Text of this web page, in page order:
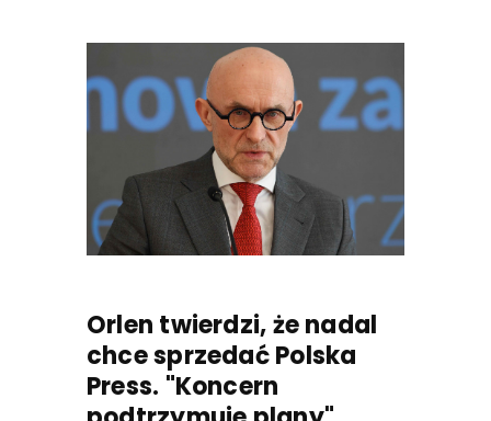
Orlen twierdzi, że nadal
chce sprzedać Polska
Press. "Koncern